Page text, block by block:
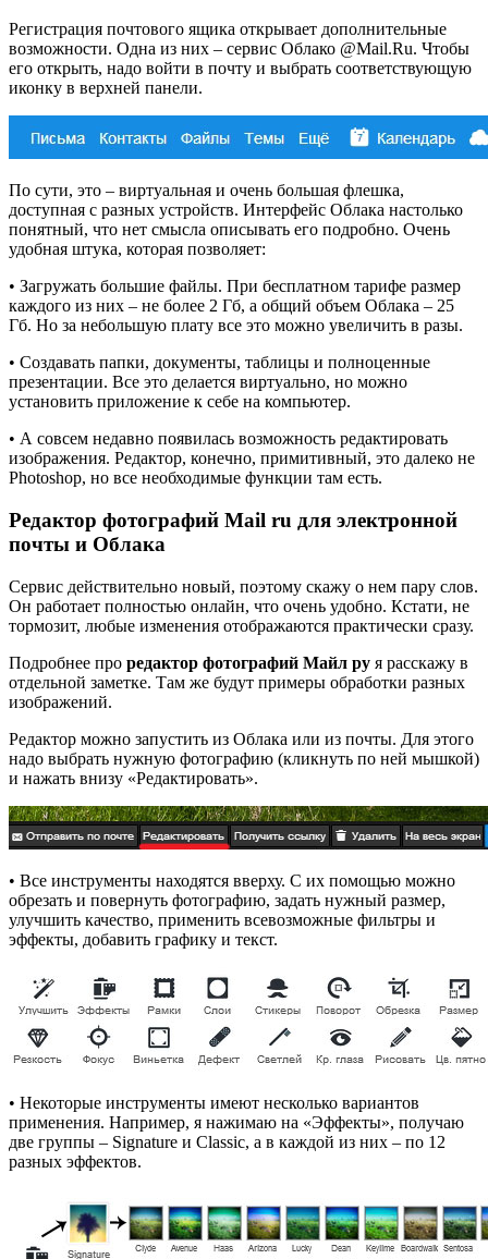
Регистрация почтового ящика открывает дополнительные
возможности. Одна из них – сервис Облако @Mail.Ru. Чтобы
его открыть, надо войти в почту и выбрать соответствующую
иконку в верхней панели.
По сути, это – виртуальная и очень большая флешка,
доступная с разных устройств. Интерфейс Облака настолько
понятный, что нет смысла описывать его подробно. Очень
удобная штука, которая позволяет:
• Загружать большие файлы. При бесплатном тарифе размер
каждого из них – не более 2 Гб, а общий объем Облака – 25
Гб. Но за небольшую плату все это можно увеличить в разы.
• Создавать папки, документы, таблицы и полноценные
презентации. Все это делается виртуально, но можно
установить приложение к себе на компьютер.
• А совсем недавно появилась возможность редактировать
изображения. Редактор, конечно, примитивный, это далеко не
Photoshop, но все необходимые функции там есть.
Редактор фотографий Mail ru для электронной
почты и Облака
Сервис действительно новый, поэтому скажу о нем пару слов.
Он работает полностью онлайн, что очень удобно. Кстати, не
тормозит, любые изменения отображаются практически сразу.
Подробнее про редактор фотографий Майл ру я расскажу в
отдельной заметке. Там же будут примеры обработки разных
изображений.
Редактор можно запустить из Облака или из почты. Для этого
надо выбрать нужную фотографию (кликнуть по ней мышкой)
и нажать внизу «Редактировать».
• Все инструменты находятся вверху. С их помощью можно
обрезать и повернуть фотографию, задать нужный размер,
улучшить качество, применить всевозможные фильтры и
эффекты, добавить графику и текст.
• Некоторые инструменты имеют несколько вариантов
применения. Например, я нажимаю на «Эффекты», получаю
две группы – Signature и Classic, а в каждой из них – по 12
разных эффектов.